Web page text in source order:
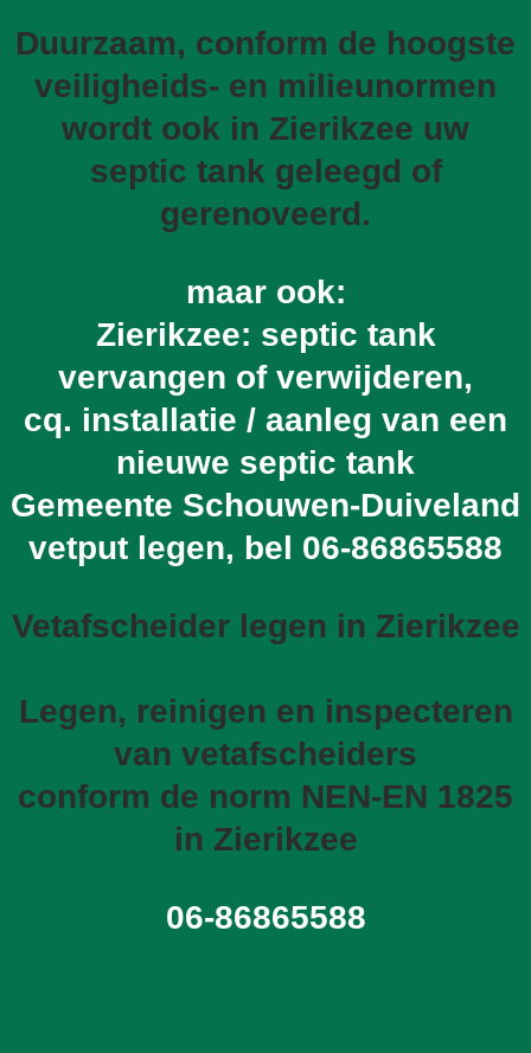
Duurzaam, conform de hoogste
veiligheids- en milieunormen
wordt ook in Zierikzee uw
septic tank geleegd of
gerenoveerd.
maar ook:
Zierikzee: septic tank
vervangen of verwijderen,
cq. installatie / aanleg van een
nieuwe septic tank
Gemeente Schouwen-Duiveland
vetput legen, bel 06-86865588
Vetafscheider legen in Zierikzee
Legen, reinigen en inspecteren
van vetafscheiders
conform de norm NEN-EN 1825
in Zierikzee
06-86865588